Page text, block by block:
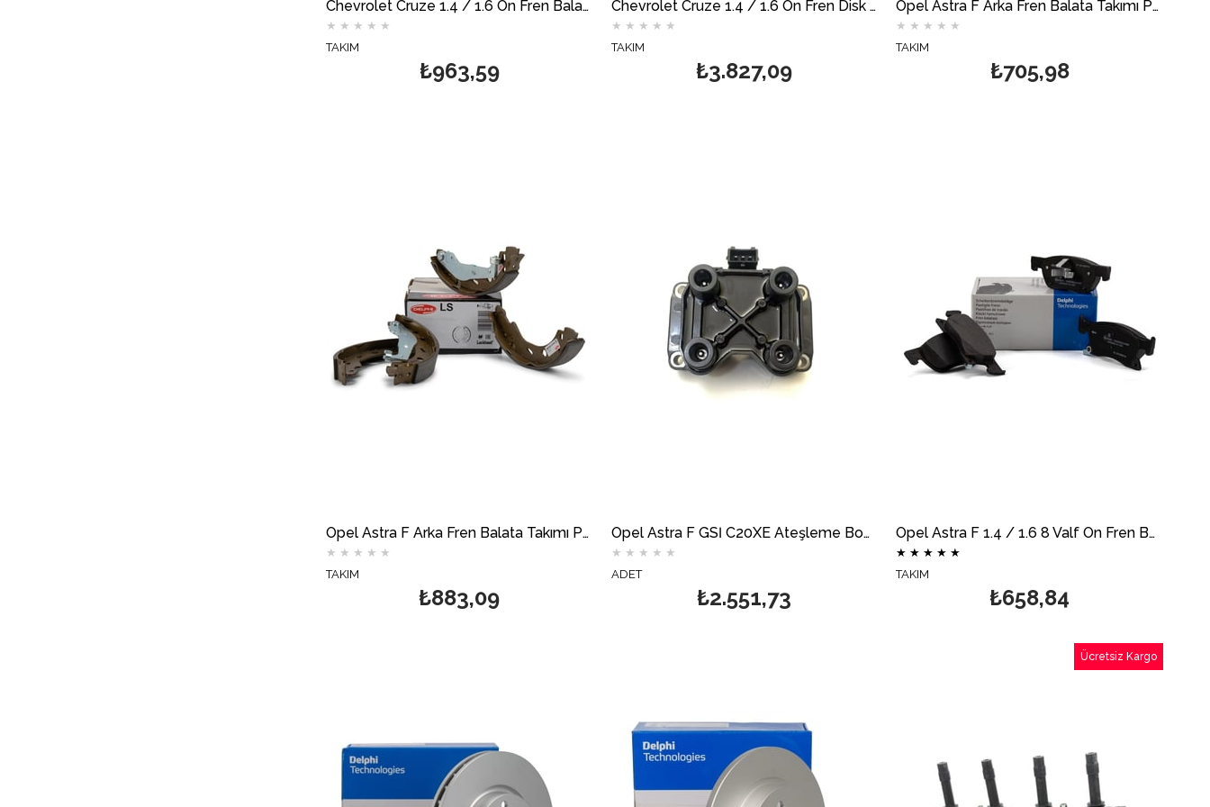
Chevrolet Cruze 1.4 / 1.6 Ön Fren Balata Takımı DELPHİ
★ ★ ★ ★ ★
TAKIM
₺963,59
Chevrolet Cruze 1.4 / 1.6 Ön Fren Disk Takımı 276mm DELPHİ
★ ★ ★ ★ ★
TAKIM
₺3.827,09
Opel Astra F Arka Fren Balata Takımı Papuç (İnce Tip) DELPHİ
★ ★ ★ ★ ★
TAKIM
₺705,98
Opel Astra F Arka Fren Balata Takımı Papuç (Kalın Tip) DELPHİ
★ ★ ★ ★ ★
TAKIM
₺883,09
Opel Astra F GSİ C20XE Ateşleme Bobini DELPHİ
★ ★ ★ ★ ★
ADET
₺2.551,73
Opel Astra F 1.4 / 1.6 8 Valf Ön Fren Balata Takımı DELPHİ
★ ★ ★ ★ ★
TAKIM
₺658,84
Ücretsiz Kargo